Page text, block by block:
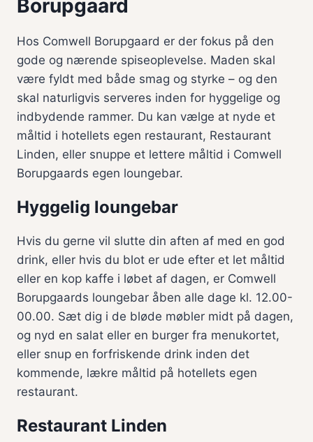
Borupgaard
Hos Comwell Borupgaard er der fokus på den
gode og nærende spiseoplevelse. Maden skal
være fyldt med både smag og styrke – og den
skal naturligvis serveres inden for hyggelige og
indbydende rammer. Du kan vælge at nyde et
måltid i hotellets egen restaurant, Restaurant
Linden, eller snuppe et lettere måltid i Comwell
Borupgaards egen loungebar.
Hyggelig loungebar
Hvis du gerne vil slutte din aften af med en god
drink, eller hvis du blot er ude efter et let måltid
eller en kop kaffe i løbet af dagen, er Comwell
Borupgaards loungebar åben alle dage kl. 12.00-
00.00. Sæt dig i de bløde møbler midt på dagen,
og nyd en salat eller en burger fra menukortet,
eller snup en forfriskende drink inden det
kommende, lækre måltid på hotellets egen
restaurant.
Restaurant Linden